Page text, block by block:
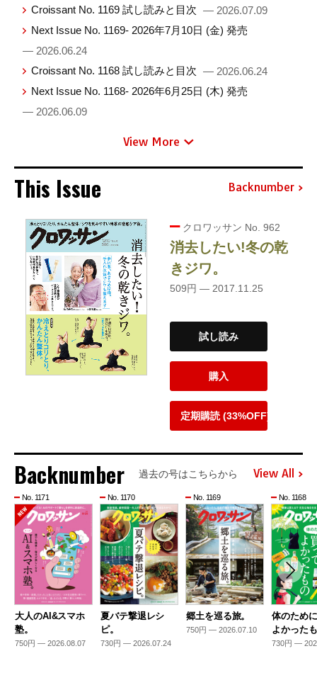
Croissant No. 1169 試し読みと目次 — 2026.07.09
Next Issue No. 1169- 2026年7月10日 (金) 発売
— 2026.06.24
Croissant No. 1168 試し読みと目次 — 2026.06.24
Next Issue No. 1168- 2026年6月25日 (木) 発売
— 2026.06.09
View More
This Issue Backnumber
クロワッサン No. 962
消去したい!冬の乾
きジワ。
509円 — 2017.11.25
試し読み
購入
定期購読 (33%OFF)
Backnumber 過去の号はこちらから View All
No. 1171
大人のAI&スマホ
塾。
750円 — 2026.08.07
No. 1170
夏バテ撃退レシ
ピ。
730円 — 2026.07.24
No. 1169
郷土を巡る旅。
750円 — 2026.07.10
No. 1168
体のため
よかった
730円 —